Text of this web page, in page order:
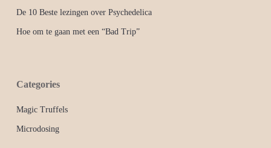
De 10 Beste lezingen over Psychedelica
Hoe om te gaan met een “Bad Trip”
Categories
Magic Truffels
Microdosing